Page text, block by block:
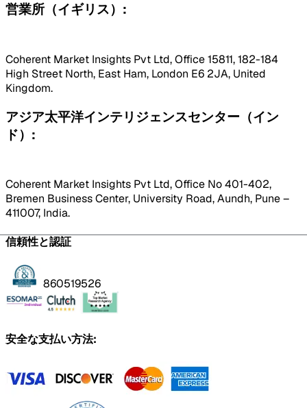
営業所（イギリス）:
Coherent Market Insights Pvt Ltd, Office 15811, 182-184
High Street North, East Ham, London E6 2JA, United
Kingdom.
アジア太平洋インテリジェンスセンター（イン
ド）:
Coherent Market Insights Pvt Ltd, Office No 401-402,
Bremen Business Center, University Road, Aundh, Pune –
411007, India.
信頼性と認証
860519526
安全な支払い方法: